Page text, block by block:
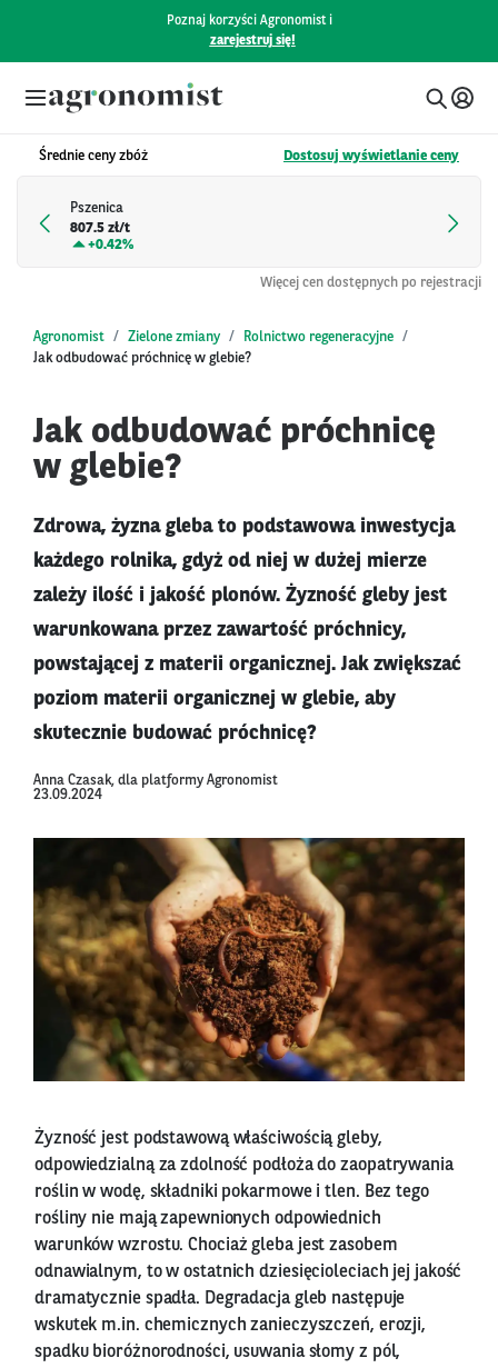
Poznaj korzyści Agronomist i
zarejestruj się!
Średnie ceny zbóż Dostosuj wyświetlanie ceny
Pszenica
807.5 zł/t
+0.42%
Więcej cen dostępnych po rejestracji
Agronomist Zielone zmiany
Rolnictwo regeneracyjne
Jak odbudować próchnicę w glebie?
Jak odbudować próchnicę
w glebie?
Zdrowa, żyzna gleba to podstawowa inwestycja
każdego rolnika, gdyż od niej w dużej mierze
zależy ilość i jakość plonów. Żyzność gleby jest
warunkowana przez zawartość próchnicy,
powstającej z materii organicznej. Jak zwiększać
poziom materii organicznej w glebie, aby
skutecznie budować próchnicę?
Anna Czasak, dla platformy Agronomist
23.09.2024
Żyzność jest podstawową właściwością gleby,
odpowiedzialną za zdolność podłoża do zaopatrywania
roślin w wodę, składniki pokarmowe i tlen. Bez tego
rośliny nie mają zapewnionych odpowiednich
warunków wzrostu. Chociaż gleba jest zasobem
odnawialnym, to w ostatnich dziesięcioleciach jej jakość
dramatycznie spadła. Degradacja gleb następuje
wskutek m.in. chemicznych zanieczyszczeń, erozji,
spadku bioróżnorodności, usuwania słomy z pól,